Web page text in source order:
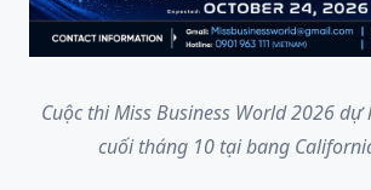
Cuộc thi Miss Business World 2026
cuối tháng 10 tại bang